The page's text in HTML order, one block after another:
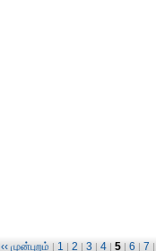
‹‹ முன்புறம் | 1 | 2 | 3 | 4 | 5 | 6 | 7 |